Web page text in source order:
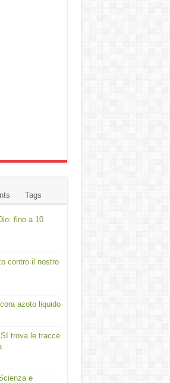
Tags
fino a 10
contro il nostro
azoto liquido
trova le tracce
e